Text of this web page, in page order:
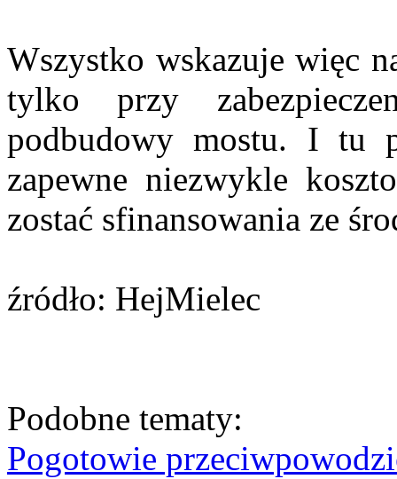
Wszystko wskazuje więc
tylko przy
podbudowy mostu. I tu
zapewne niezwykle
zostać sfinansowania ze
źródło: HejMielec
Podobne tematy:
Pogotowie